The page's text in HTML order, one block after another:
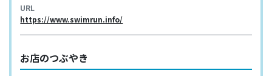
URL
https://www.swimrun.info/
お店のつぶやき